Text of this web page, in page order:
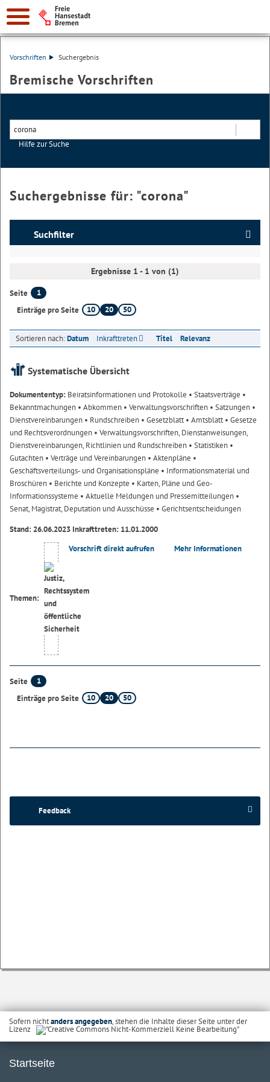
Vorschriften Suchergebnis
Bremische Vorschriften
Hilfe zur Suche
Suchergebnisse für: "corona"
Suchfilter
Ergebnisse 1 - 1 von (1)
Seite
1
Einträge pro Seite
10 20 50
Sortieren nach:Datum Inkrafttreten Titel Relevanz
Systematische Übersicht
Dokumententyp: Beiratsinformationen und Protokolle • Staatsverträge •
Bekanntmachungen • Abkommen • Verwaltungsvorschriften • Satzungen •
Dienstvereinbarungen • Rundschreiben • Gesetzblatt• Amtsblatt• Gesetze
und Rechtsverordnungen • Verwaltungsvorschriften, Dienstanweisungen,
Dienstvereinbarungen, Richtlinien und Rundschreiben • Statistiken •
Gutachten • Verträge und Vereinbarungen • Aktenpläne •
Geschäftsverteilungs- und Organisationspläne • Informationsmaterial und
Broschüren • Berichte und Konzepte • Karten, Pläne und Geo-
Informationssysteme • Aktuelle Meldungen und Pressemitteilungen •
Senat, Magistrat, Deputation und Ausschüsse • Gerichtsentscheidungen
Stand: 26.06.2023 Inkrafttreten: 11.01.2000
Themen:
Vorschrift direkt aufrufen Mehr Informationen
Seite
1
Einträge pro Seite
10 20 50
Feedback
Sofern nichtanders angegeben, stehen die Inhalte dieser Seite unter der
Lizenz
Startseite